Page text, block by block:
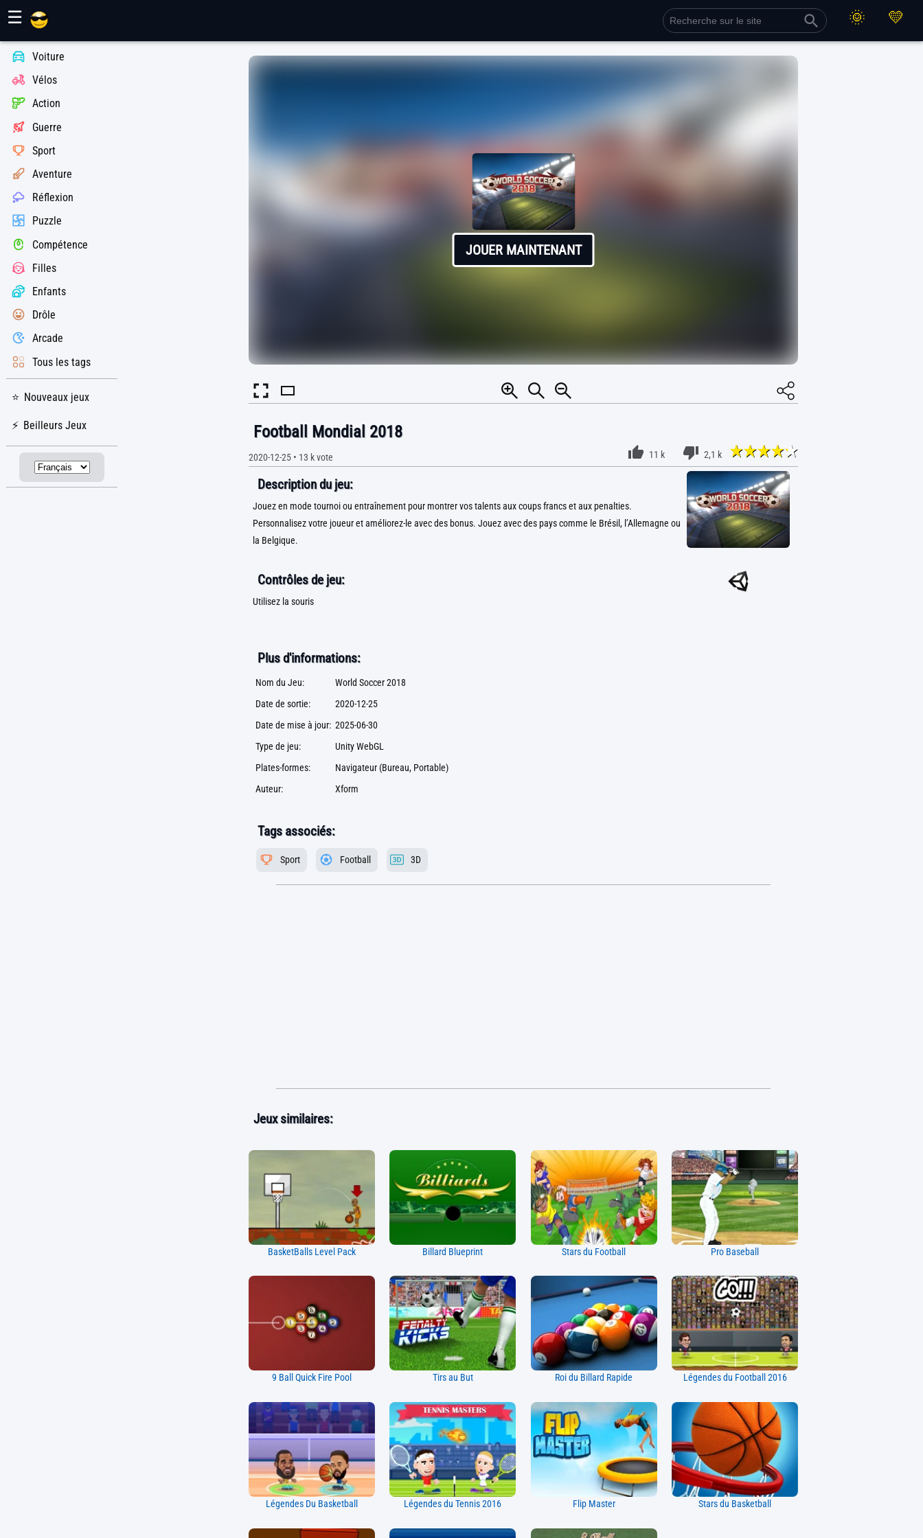
☰
Voiture
Vélos
Action
Guerre
Sport
Aventure
Réflexion
Puzzle
Compétence
Filles
Enfants
Drôle
Arcade
Tous les tags
Nouveaux jeux
Beilleurs Jeux
JOUER MAINTENANT
Football Mondial 2018
2020-12-25• 13 kvote 11 k 2,1 k
Description du jeu:
Jouez en mode tournoi ou entraînement pour montrer vos talents aux coups francs et aux penalties.
Personnalisez votre joueur et améliorez-le avec des bonus. Jouez avec des pays comme le Brésil, l’Allemagne ou
la Belgique.
Contrôles de jeu:
Utilisez la souris
Plus d'informations:
Nom du Jeu:
World Soccer 2018
Date de sortie:
2020-12-25
Date de mise à jour: 2025-06-30
Type de jeu:
Unity WebGL
Plates-formes:
Navigateur (Bureau, Portable)
Auteur:
Xform
Tags associés:
Sport Football 3D
Jeux similaires:
BasketBalls Level Pack Billard Blueprint Stars du Football Pro Baseball
9 Ball Quick Fire Pool Tirs au But Roi du Billard Rapide Légendes du Football 2016
Légendes Du Basketball Légendes du Tennis 2016 Flip Master Stars du Basketball